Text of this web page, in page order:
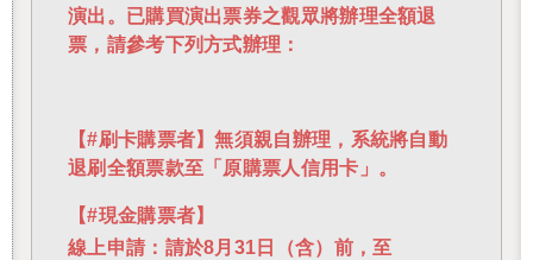
演出。已購買演出票券之觀眾將辦理全額退
票，請參考下列方式辦理：
【#刷卡購票者】無須親自辦理，系統將自動
退刷全額票款至「原購票人信用卡」。
【#現金購票者】
線上申請：請於8月31日（含）前，至